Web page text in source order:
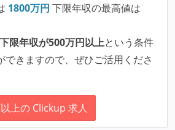
1800万円 下限年収の最高値は
下限年収が500万円以上という条件
できますので、ぜひご活用くださ
上の Clickup 求人